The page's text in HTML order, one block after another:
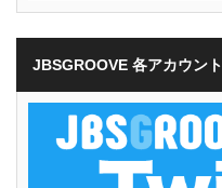
JBSGROOVE 各アカウント